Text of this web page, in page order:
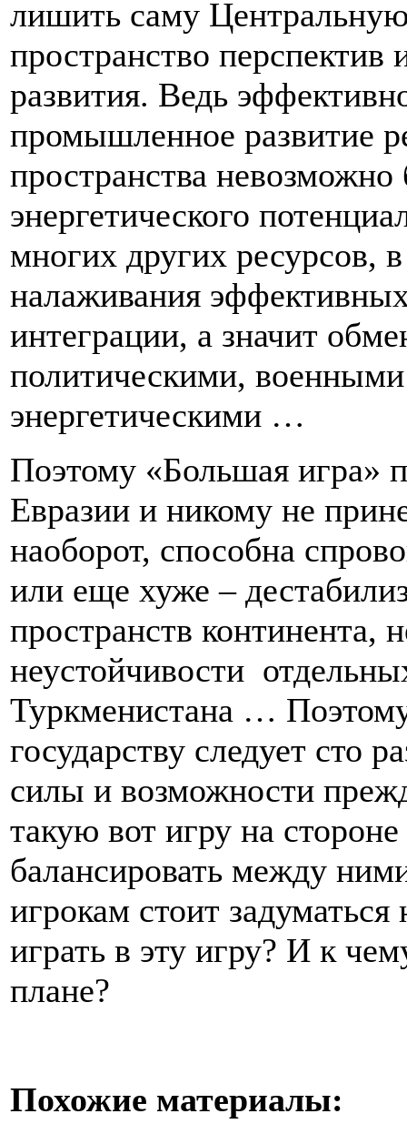
лишить саму
пространство
развития. Ведь
промышленное развитие
пространства невозможно
энергетического
многих других ресурсов,
налаживания
интеграции, а значит
политическими,
энергетическими …
Поэтому «Большая игра»
Евразии и никому не
наоборот, способна
или еще хуже –
пространств континента,
неустойчивости
Туркменистана …
государству следует сто
силы и возможности
такую вот игру на
балансировать между
игрокам стоит
играть в эту игру? И к
плане?
Похожие материалы: